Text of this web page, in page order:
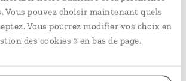
Vous pouvez choisir maintenant quels
Vous pourrez modifier vos choix en
des cookies » en bas de page.
chapeau en feutre rouge. © Milan